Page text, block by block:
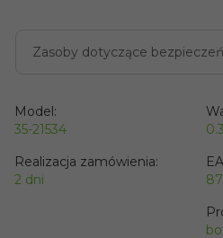
Zasoby dotyczące
Model:
35-21534
0.3
Realizacja zamówienia:
2 dni